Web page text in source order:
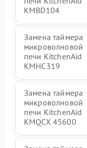
KMBD104
Замена таймера
микроволновой
печи KitchenAid
KMHC319
Замена таймера
микроволновой
печи KitchenAid
KMQCX 45600